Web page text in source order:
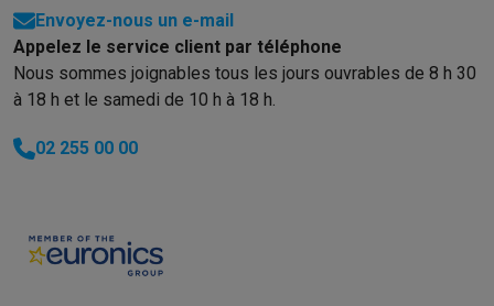
Envoyez-nous un e-mail
Appelez le service client par téléphone
Nous sommes joignables tous les jours ouvrables de 8 h 30
à 18 h et le samedi de 10 h à 18 h.
02 255 00 00